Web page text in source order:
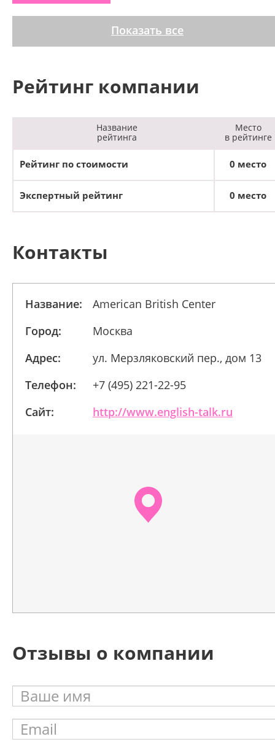
Показать все
Рейтинг компании
Название
рейтинга
Место
в рейтинге
Рейтинг по стоимости 0 место
Экспертный рейтинг 0 место
Контакты
Название:
American British Center
Город:
Москва
Адрес:
ул. Мерзляковский пер., дом 13
Телефон:
+7 (495) 221-22-95
Сайт:
http://www.english-talk.ru
Отзывы о компании